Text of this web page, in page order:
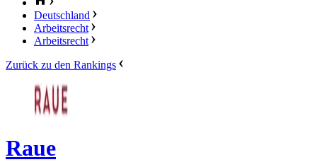
Deutschland
Arbeitsrecht
Arbeitsrecht
Zurück zu den Rankings
Raue